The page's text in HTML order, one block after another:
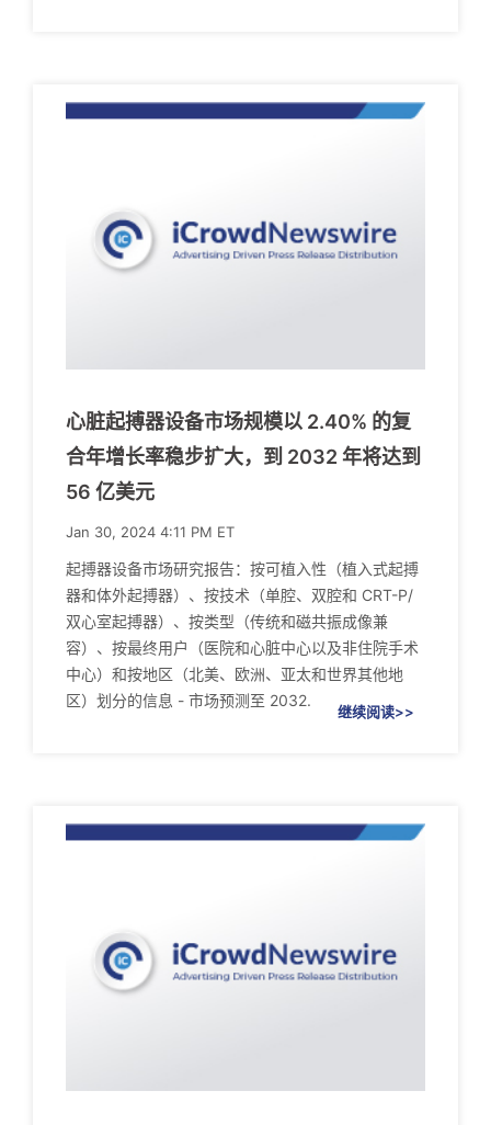
心脏起搏器设备市场规模以 2.40% 的复
合年增长率稳步扩大，到 2032 年将达到
56 亿美元
Jan 30, 2024 4:11 PM ET
起搏器设备市场研究报告：按可植入性（植入式起搏
器和体外起搏器）、按技术（单腔、双腔和 CRT-P/
双心室起搏器）、按类型（传统和磁共振成像兼
容）、按最终用户（医院和心脏中心以及非住院手术
中心）和按地区（北美、欧洲、亚太和世界其他地
区）划分的信息 - 市场预测至 2032.
继续阅读>>